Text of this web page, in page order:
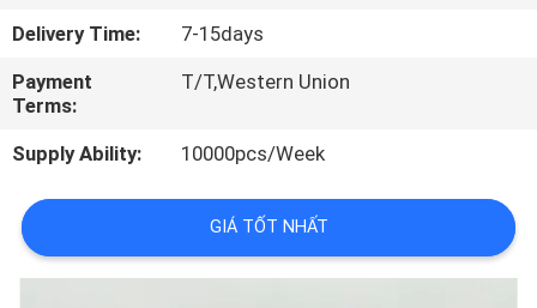
KIỂM
CHẤT
LƯỢNG
LIÊN
Delivery Time:
7-15days
Payment
Terms:
T/T,Western Union
Supply Ability: 10000pcs/Week
GIÁ TỐT NHẤT